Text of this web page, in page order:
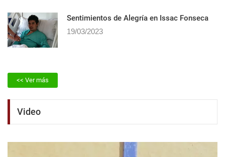
Sentimientos de Alegrí­a en Issac Fonseca
19/03/2023
<< Ver más
Video